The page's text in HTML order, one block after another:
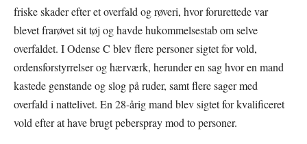
friske skader efter et overfald og røveri, hvor forurettede var
blevet frarøvet sit tøj og havde hukommelsestab om selve
overfaldet. I Odense C blev flere personer sigtet for vold,
ordensforstyrrelser og hærværk, herunder en sag hvor en mand
kastede genstande og slog på ruder, samt flere sager med
overfald i nattelivet. En 28-årig mand blev sigtet for kvalificeret
vold efter at have brugt peberspray mod to personer.